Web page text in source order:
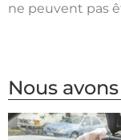
ne peuvent pas
Nous